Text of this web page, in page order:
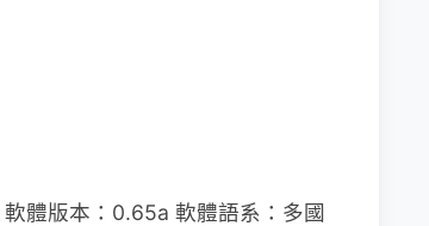
軟體版本：0.65a 軟體語系：多國